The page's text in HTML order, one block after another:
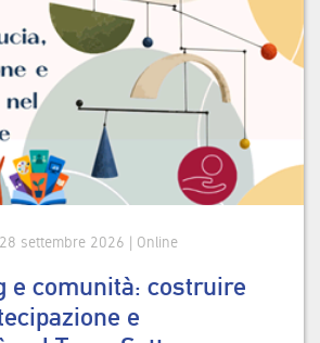
settembre 2026 | Online
e comunità: costruire
e